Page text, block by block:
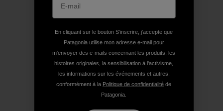
En cliquant sur le bouton S’inscrire, j'accepte que
Patagonia utilise mon adresse e-mail pour
m'envoyer des e-mails concernant les produits, les
histoires originales, la sensibilisation à l'activisme,
les informations sur les événements et autres,
conformément à la Politique de confidentialité de
Patagonia.